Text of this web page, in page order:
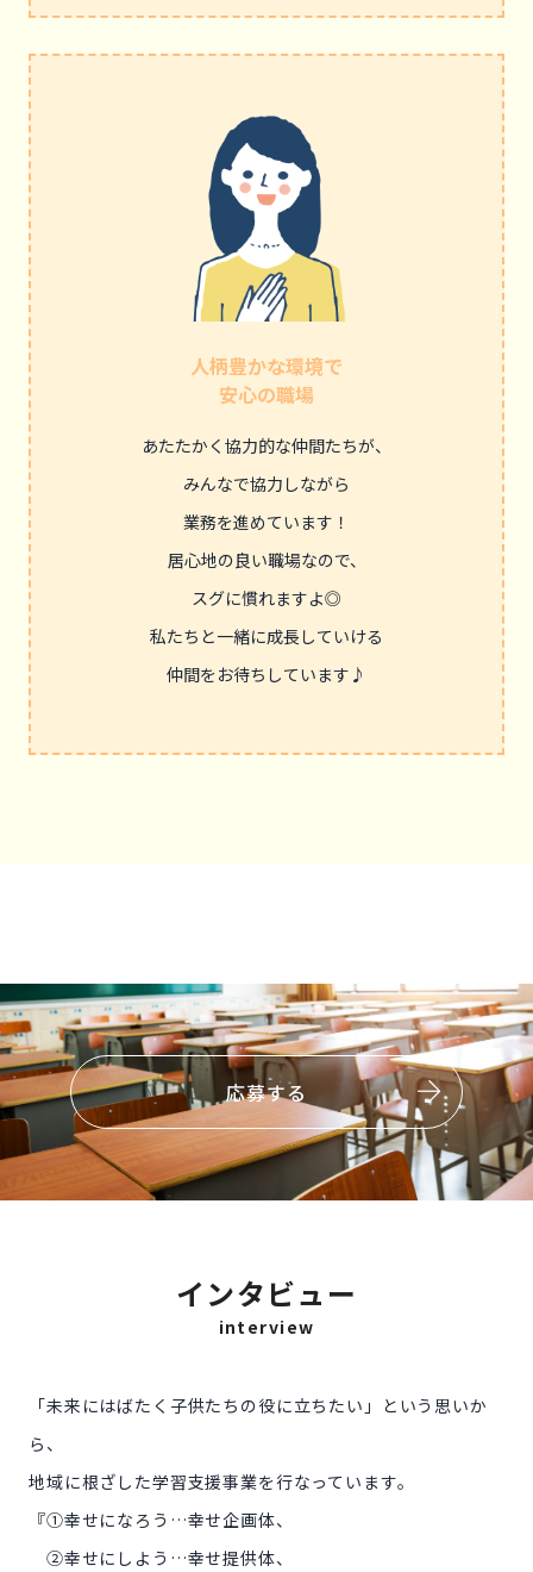
人柄豊かな環境で
安心の職場
あたたかく協力的な仲間たちが、
みんなで協力しながら
業務を進めています！
居心地の良い職場なので、
スグに慣れますよ◎
私たちと一緒に成長していける
仲間をお待ちしています♪
応募する
インタビュー
interview
「未来にはばたく子供たちの役に立ちたい」という思いか
ら、
地域に根ざした学習支援事業を行なっています。
『①幸せになろう…幸せ企画体、
②幸せにしよう…幸せ提供体、